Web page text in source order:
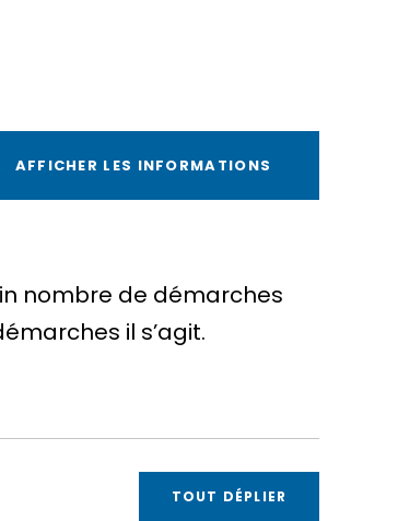
AFFICHER LES INFORMATIONS
nombre de démarches
il s’agit.
TOUT DÉPLIER